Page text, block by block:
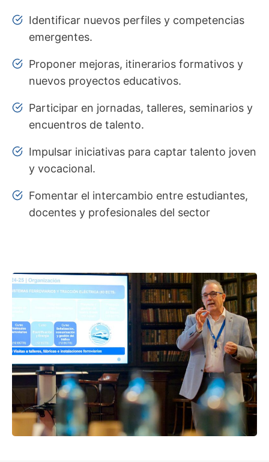
Identificar nuevos perfiles y competencias
emergentes.
Proponer mejoras, itinerarios formativos y
nuevos proyectos educativos.
Participar en jornadas, talleres, seminarios y
encuentros de talento.
Impulsar iniciativas para captar talento joven
y vocacional.
Fomentar el intercambio entre estudiantes,
docentes y profesionales del sector